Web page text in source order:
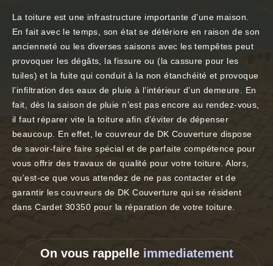
La toiture est une infrastructure importante d’une maison.
En fait avec le temps, son état se détériore en raison de son
ancienneté ou les diverses saisons avec les tempêtes peut
provoquer les dégâts, la fissure ou (la cassure pour les
tuiles) et la fuite qui conduit à la non étanchéité et provoque
l’infiltration des eaux de pluie à l’intérieur d’un demeure. En
fait, dès la saison de pluie n’est pas encore au rendez-vous,
il faut réparer vite la toiture afin d’éviter de dépenser
beaucoup. En effet, le couvreur de DK Couverture dispose
de savoir-faire faire spécial et de parfaite compétence pour
vous offrir des travaux de qualité pour votre toiture. Alors,
qu’est-ce que vous attendez de ne pas contacter et de
garantir les couvreurs de DK Couverture qui se résident
dans Cardet 30350 pour la réparation de votre toiture.
On vous rappelle immediatement